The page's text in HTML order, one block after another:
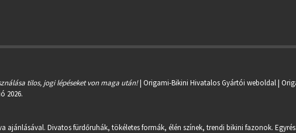
tilos, jogi lépéseket von maga után!| Origami-Bikini Hivatalos Gyártói weboldal |
2026.
ajánlásával. Divatos fürdőruhák, tökéletes formák, élén színek, trendi bikini fazonok.